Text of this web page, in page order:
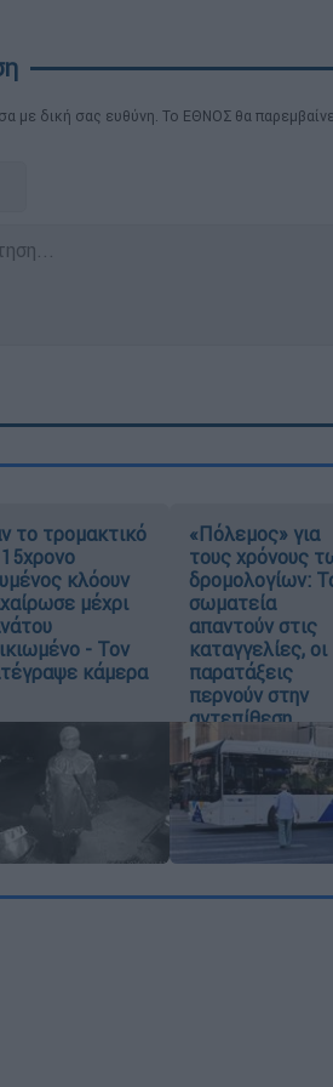
με δική σας ευθύνη. Το ΕΘΝΟΣ θα
το τρομακτικό
κλόουν
μέχρι
- Τον
κάμερα
«Πόλεμος» για
τους χρόνους
δρομολογίων:
σωματεία
απαντούν στις
καταγγελίες, οι
παρατάξεις
περνούν στην
αντεπίθεση